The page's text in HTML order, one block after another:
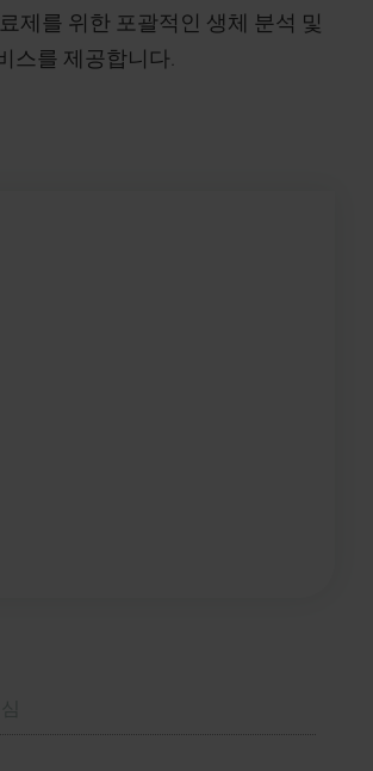
제를 위한 포괄적인 생체 분석 및
스를 제공합니다.